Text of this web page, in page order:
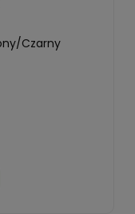
Czarny